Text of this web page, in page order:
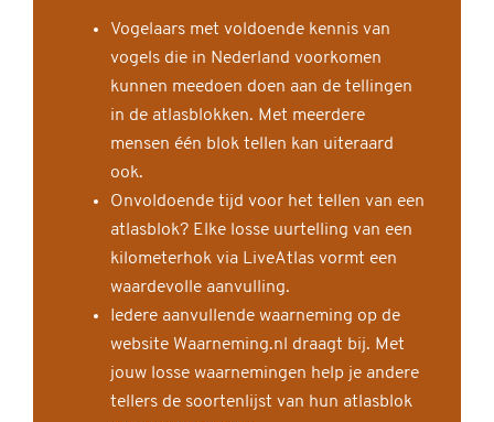
Vogelaars met voldoende kennis van
vogels die in Nederland voorkomen
kunnen meedoen doen aan de tellingen
in de atlasblokken. Met meerdere
mensen één blok tellen kan uiteraard
ook.
Onvoldoende tijd voor het tellen van een
atlasblok? Elke losse uurtelling van een
kilometerhok via LiveAtlas vormt een
waardevolle aanvulling.
Iedere aanvullende waarneming op de
website Waarneming.nl draagt bij. Met
jouw losse waarnemingen help je andere
tellers de soortenlijst van hun atlasblok